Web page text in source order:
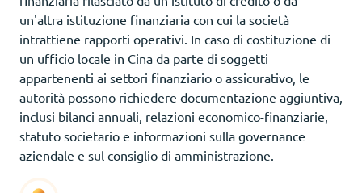
un'altra istituzione finanziaria con cui la società
intrattiene rapporti operativi. In caso di costituzione di
un ufficio locale in Cina da parte di soggetti
appartenenti ai settori finanziario o assicurativo, le
autorità possono richiedere documentazione aggiuntiva,
inclusi bilanci annuali, relazioni economico-finanziarie,
statuto societario e informazioni sulla governance
aziendale e sul consiglio di amministrazione.